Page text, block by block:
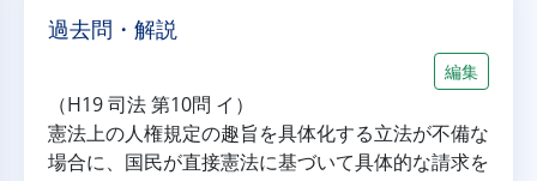
過去問・解説
編集
（H19 司法 第10問 イ）
憲法上の人権規定の趣旨を具体化する立法が不備な
場合に、国民が直接憲法に基づいて具体的な請求を